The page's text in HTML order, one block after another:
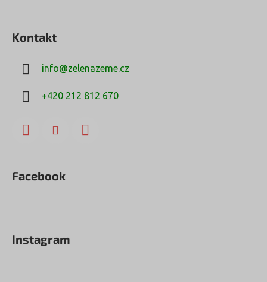
Kontakt
info@zelenazeme.cz
+420 212 812 670
Facebook
Instagram